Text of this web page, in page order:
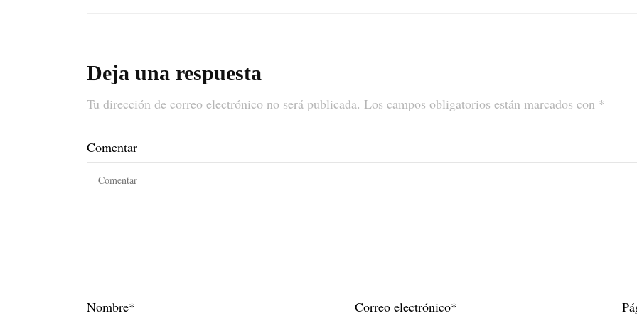
Deja una respuesta
Tu dirección de correo electrónico no será publicada. Los campos obligatorios están marcados con *
Comentar
Nombre* Correo electrónico*